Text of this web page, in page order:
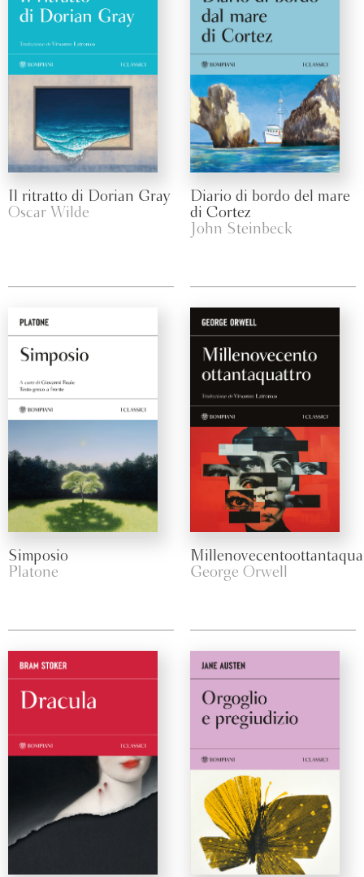
Il ritratto di Dorian Gray
Oscar Wilde
Diario di bordo del mare
di Cortez
John Steinbeck
Simposio
Platone
George Orwell